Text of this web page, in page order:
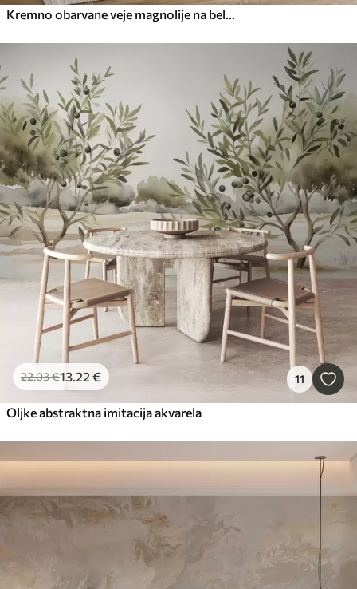
Kremno obarvane veje magnolije na belem ozadju
22.03€13.22 € 11
Oljke abstraktna imitacija akvarela